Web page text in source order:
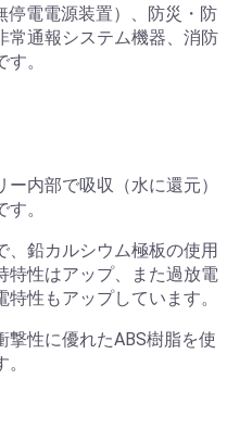
停電電源装置）、防災・防
常通報システム機器、消防
。
内部で吸収（水に還元）
。
、鉛カルシウム極板の使用
特性はアップ、また過放電
性もアップしています。
性に優れたABS樹脂を使